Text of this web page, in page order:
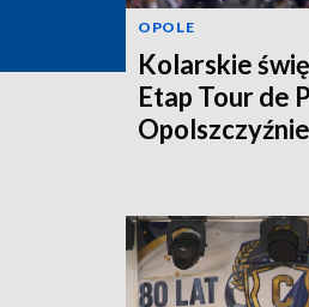
OPOLE
Kolarskie
Etap Tour de
Opolszczyźnie